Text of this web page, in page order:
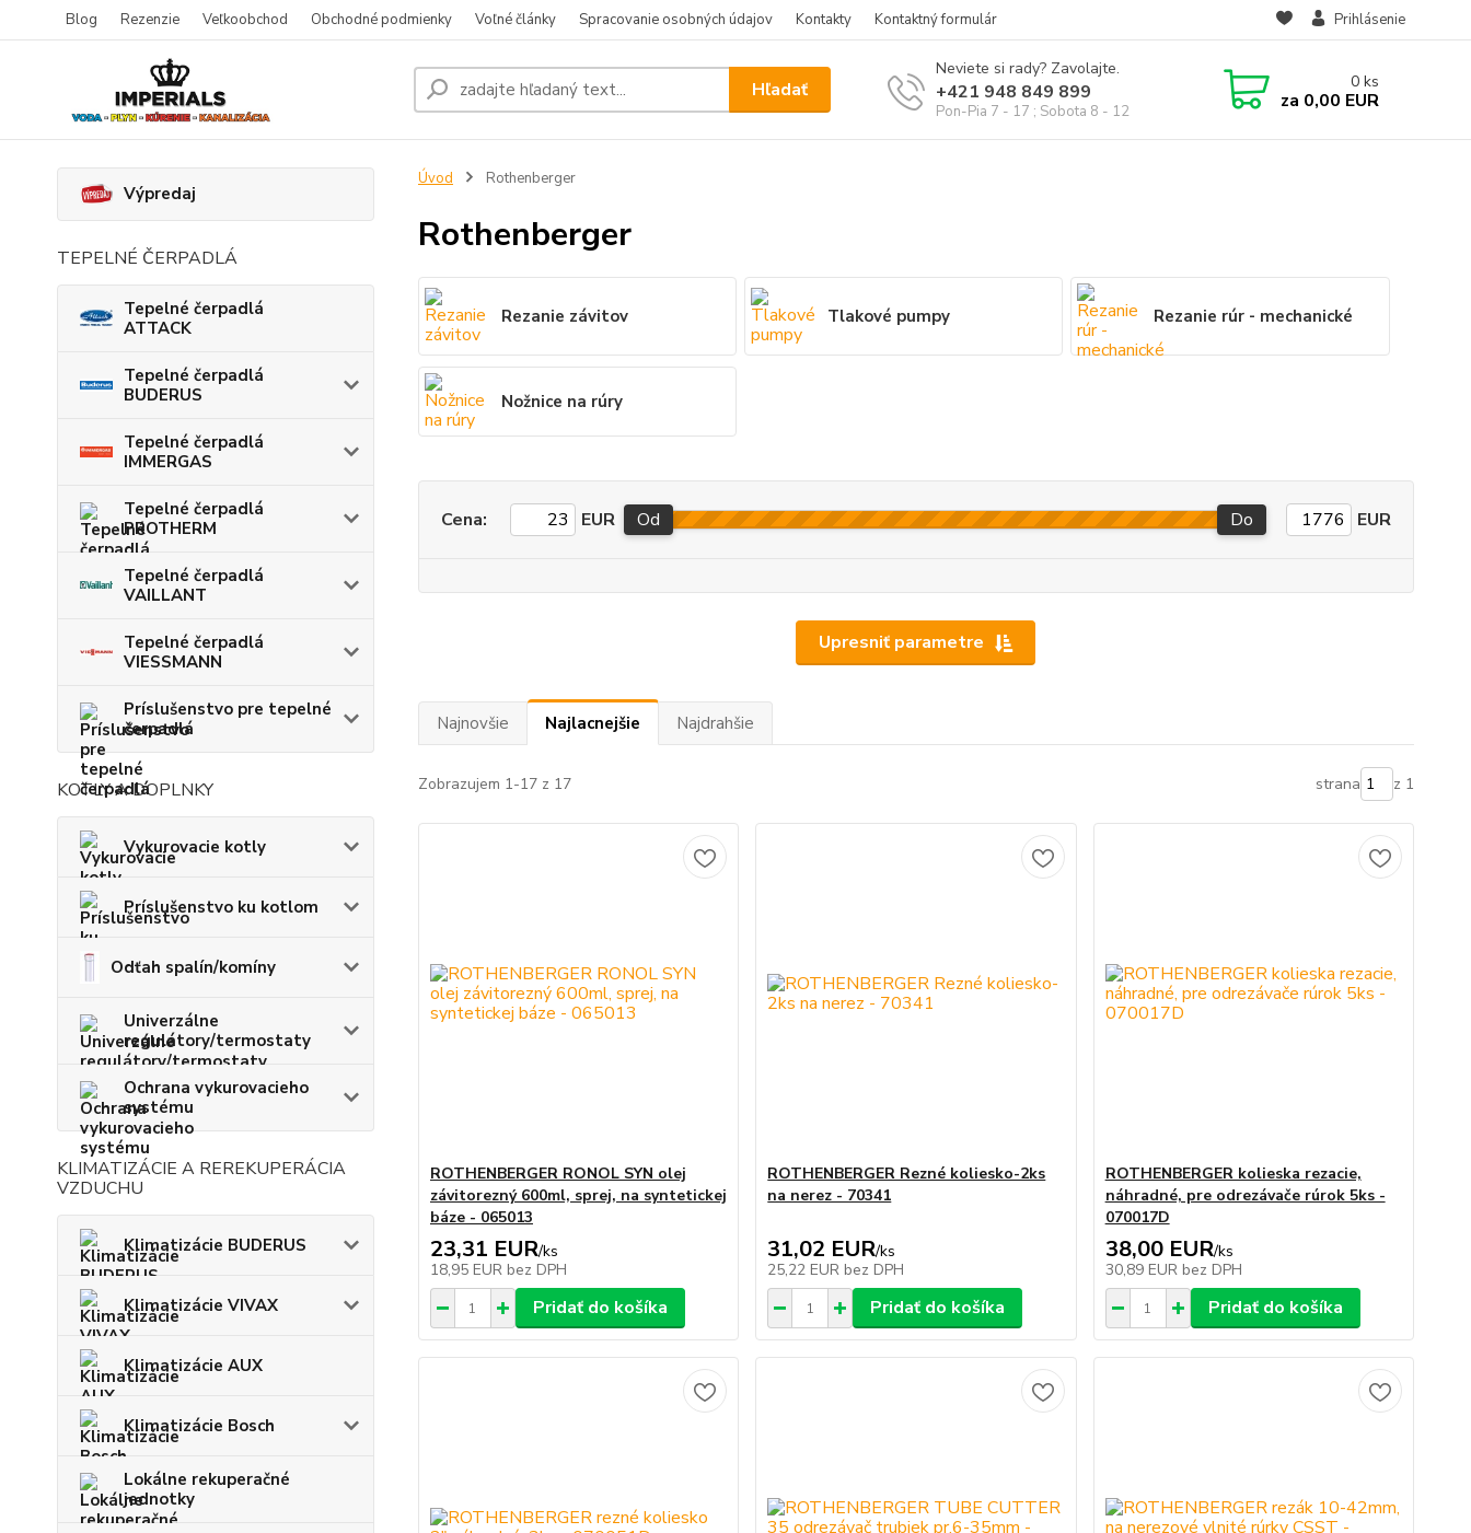
Blog Rezenzie Veľkoobchod Obchodné podmienky Voľné články Spracovanie osobných údajov Kontakty Kontaktný formulár Prihlásenie
Hľadať
Neviete si rady? Zavolajte.
+421 948 849 899
Pon-Pia 7 - 17 ; Sobota 8 - 12
0 ks
za 0,00 EUR
Výpredaj
TEPELNÉ ČERPADLÁ
Tepelné čerpadlá
ATTACK
Tepelné čerpadlá
BUDERUS
Tepelné čerpadlá
IMMERGAS
Tepelné čerpadlá
PROTHERM
Tepelné čerpadlá
VAILLANT
Tepelné čerpadlá
VIESSMANN
Príslušenstvo pre tepelné
čerpadlá
KOTLY A DOPLNKY
Vykurovacie kotly
Príslušenstvo ku kotlom
Odťah spalín/komíny
Univerzálne
regulátory/termostaty
Ochrana vykurovacieho
systému
KLIMATIZÁCIE A REREKUPERÁCIA
VZDUCHU
Klimatizácie BUDERUS
Klimatizácie VIVAX
Klimatizácie AUX
Klimatizácie Bosch
Lokálne rekuperačné
jednotky
Úvod Rothenberger
Rothenberger
Rezanie závitov Tlakové pumpy Rezanie rúr - mechanické
Nožnice na rúry
Upresniť parametre
Cena: EUR Od Do EUR
Najnovšie Najlacnejšie Najdrahšie
Zobrazujem 1-17 z 17 strana z 1
ROTHENBERGER RONOL SYN olej
závitorezný 600ml, sprej, na syntetickej
báze - 065013
23,31 EUR/ks
18,95 EUR bez DPH
Pridať do košíka
ROTHENBERGER Rezné koliesko-2ks
na nerez - 70341
31,02 EUR/ks
25,22 EUR bez DPH
Pridať do košíka
ROTHENBERGER kolieska rezacie,
náhradné, pre odrezávače rúrok 5ks -
070017D
38,00 EUR/ks
30,89 EUR bez DPH
Pridať do košíka